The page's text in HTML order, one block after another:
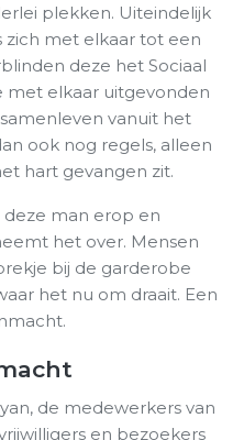
plekken. Uiteindelijk
met elkaar tot een
deze het Sociaal
met elkaar uitgevonden
vanuit het
ook nog regels, alleen
hart gevangen zit.
deze man erop en
het over. Mensen
bij de garderobe
het nu om draait. Een
de medewerkers van
en bezoekers